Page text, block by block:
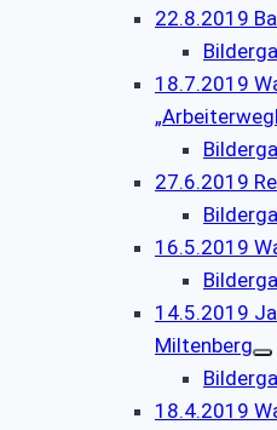
22.8.2019
18.7.2019
27.6.2019
16.5.2019
14.5.2019
Miltenberg
18.4.2019